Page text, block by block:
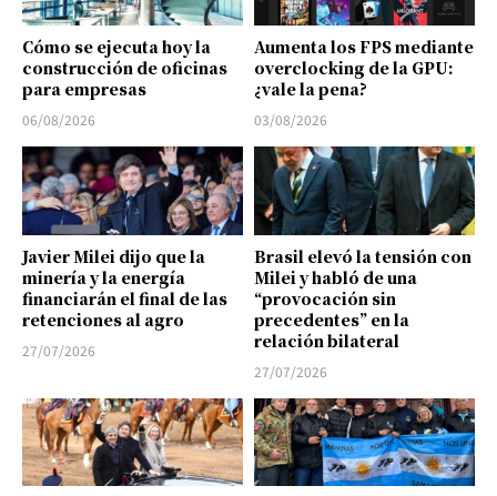
Cómo se ejecuta hoy la
construcción de oficinas
para empresas
06/08/2026
Aumenta los FPS mediante
overclocking de la GPU:
¿vale la pena?
03/08/2026
Javier Milei dijo que la
minería y la energía
financiarán el final de las
retenciones al agro
27/07/2026
Brasil elevó la tensión con
Milei y habló de una
“provocación sin
precedentes” en la
relación bilateral
27/07/2026